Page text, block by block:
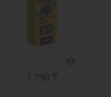
(0)
2 790 ₸